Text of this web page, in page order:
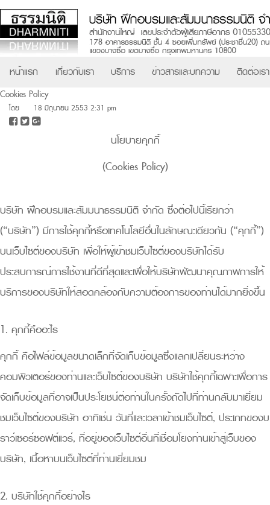
หน้าแรก เกี่ยวกับเรา บริการ ข่าวสารและบทความ ติดต่อเรา
Cookies Policy
โดย 18 มิถุนายน 2553 2:31 pm
นโยบายคุกกี้
(Cookies Policy)
บริษัท ฝึกอบรมและสัมมนาธรรมนิติ จำกัด ซึ่งต่อไปนี้เรียกว่า
(“บริษัท”) มีการใช้คุกกี้หรือเทคโนโลยีอื่นในลักษณะเดียวกัน (“คุกกี้”)
บนเว็บไซต์ของบริษัท เพื่อให้ผู้เข้าชมเว็บไซต์ของบริษัทได้รับ
ประสบการณ์การใช้งานที่ดีที่สุดและเพื่อให้บริษัทพัฒนาคุณภาพการให้
บริการของบริษัทให้สอดคล้องกับความต้องการของท่านได้มากยิ่งขึ้น
1. คุกกี้คืออะไร
คุกกี้ คือไฟล์ข้อมูลขนาดเล็กที่จัดเก็บข้อมูลซึ่งแลกเปลี่ยนระหว่าง
คอมพิวเตอร์ของท่านและเว็บไซต์ของบริษัท บริษัทใช้คุกกี้เฉพาะเพื่อการ
จัดเก็บข้อมูลที่อาจเป็นประโยชน์ต่อท่านในครั้งถัดไปที่ท่านกลับมาเยี่ยม
ชมเว็บไซต์ของบริษัท อาทิเช่น วันที่และเวลาเข้าชมเว็บไซต์, ประเภทของบ
ราว์เซอร์ซอฟต์แวร์, ที่อยู่ของเว็บไซต์อื่นที่เชื่อมโยงท่านเข้าสู่เว็บของ
บริษัท, เนื้อหาบนเว็บไซต์ที่ท่านเยี่ยมชม
2. บริษัทใช้คุกกี้อย่างไร